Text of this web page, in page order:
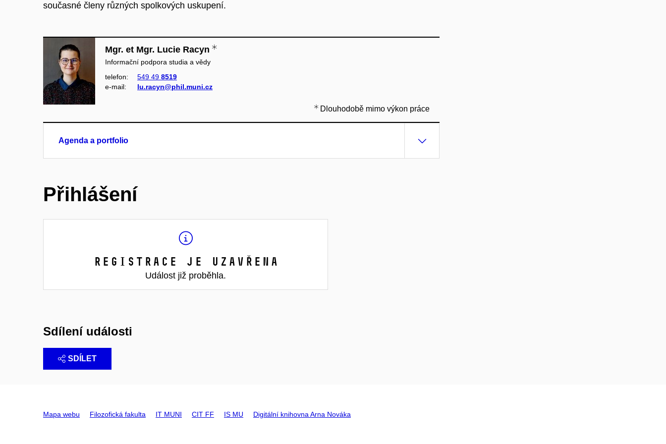
současné členy různých spolkových uskupení.
Mgr. et Mgr. Lucie Racyn
Informační podpora studia a vědy
telefon:
549 49 8519
e‑mail:
lu.racyn@phil.muni.cz
Dlouhodobě mimo výkon práce
Agenda a portfolio
Přihlášení
Registrace je uzavřena
Událost již proběhla.
Sdílení události
SDÍLET
Mapa webu Filozofická fakulta IT MUNI CIT FF IS MU Digitální knihovna Arna Nováka